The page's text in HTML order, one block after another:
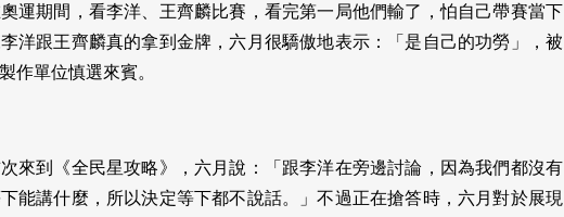
運期間，看李洋、王齊麟比賽，看完第一局他們輸了，怕自己帶賽當下
洋跟王齊麟真的拿到金牌，六月很驕傲地表示：「是自己的功勞」，被
作單位慎選來賓。
來到《全民星攻略》，六月說：「跟李洋在旁邊討論，因為我們都沒有
能講什麼，所以決定等下都不說話。」不過正在搶答時，六月對於展現